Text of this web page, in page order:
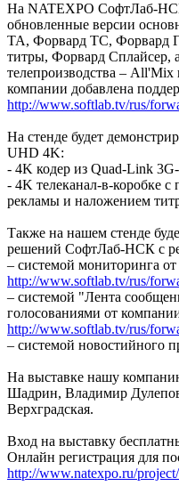
На NATEXPO СофтЛаб-
обновленные версии
ТА, Форвард ТС, Форвард
титры, Форвард Сплайсер,
телепроизводства –
компании добавлена
http://www.softlab.tv/rus/
На стенде будет
UHD 4K:
- 4K кодер из Quad-Link
- 4K телеканал-в-коробке
рекламы и наложением
Также на нашем стенде
решений СофтЛаб-НСК с
– системой мониторинга
http://www.softlab.tv/rus/
– системой "Лента
голосованиями от
http://www.softlab.tv/rus/
– системой новостийного
На выставке нашу
Шадрин, Владимир
Верхградская.
Вход на выставку
Онлайн регистрация для
http://www.natexpo.ru/